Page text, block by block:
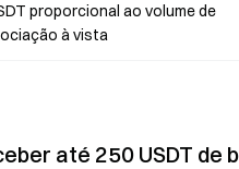
proporcional ao volume de
à vista
até 250 USDT de